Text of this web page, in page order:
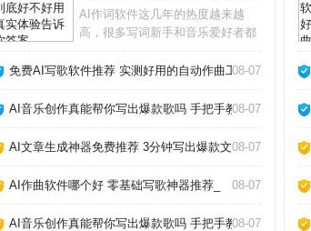
AI作词软件这几年的热度越来越
高，很多写词新手和音乐爱好者都
的实际体验来看，它确实能帮我们
正打动人心的句子，还得靠人工打
免费AI写歌软件推荐 实测好用的自动作曲工具_
08-07
AI音乐创作真能帮你写出爆款歌吗 手把手教你玩转AI作歌_
08-07
AI文章生成神器免费推荐 3分钟写出爆款文章_
08-07
AI作曲软件哪个好 零基础写歌神器推荐_ 08-07
AI音乐创作真能帮你写出爆款歌吗 手把手教你玩转AI作歌_
08-07